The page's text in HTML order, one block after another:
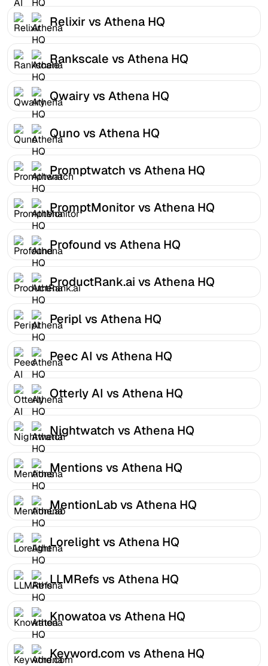
Relixir vs Athena HQ
Rankscale vs Athena HQ
Qwairy vs Athena HQ
Quno vs Athena HQ
Promptwatch vs Athena HQ
PromptMonitor vs Athena HQ
Profound vs Athena HQ
ProductRank.ai vs Athena HQ
Peripl vs Athena HQ
Peec AI vs Athena HQ
Otterly AI vs Athena HQ
Nightwatch vs Athena HQ
Mentions vs Athena HQ
MentionLab vs Athena HQ
Lorelight vs Athena HQ
LLMRefs vs Athena HQ
Knowatoa vs Athena HQ
Keyword.com vs Athena HQ